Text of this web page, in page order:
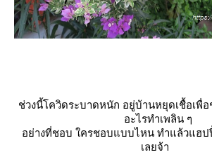
ช่วงนี้โควิดระบาดหนัก อยู่บ้านหยุดเชื้อเพื่
อะไรทำเพลิน ๆ
อย่างที่ชอบ ใครชอบแบบไหน ทำแล้วแฮ
เลยจ้า